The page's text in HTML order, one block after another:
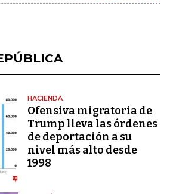
HACIENDA
Ofensiva migratoria de
Trump lleva las órdenes
de deportación a su
nivel más alto desde
1998